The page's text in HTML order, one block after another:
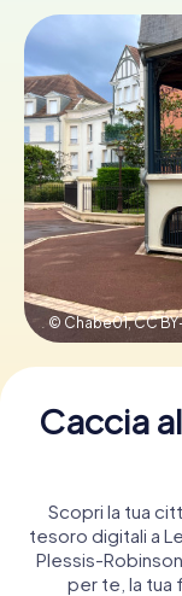
ES
IT
© Chabe01,CC
Caccia
Scopri la tua
tesoro digitali a
Plessis-
per te, la tua